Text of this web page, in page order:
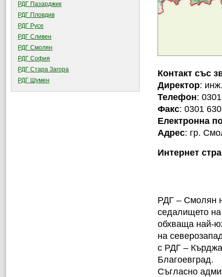
РДГ Пазарджик
РДГ Пловдив
РДГ Русе
РДГ Сливен
РДГ Смолян
РДГ София
РДГ Стара Загора
РДГ Шумен
Контакт със
Директор:
Телефон:
Факс: 0301
Електронна
Адрес: гр.
Интернет
РДГ – Смолян
седалището
обхваща най-
на
с РДГ –
Благоевград.
Съгласно